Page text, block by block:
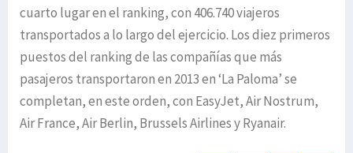
cuarto lugar en el ranking, con 406.740 viajeros
transportados a lo largo del ejercicio. Los diez primeros
puestos del ranking de las compañías que más
pasajeros transportaron en 2013 en ‘La Paloma’ se
completan, en este orden, con EasyJet, Air Nostrum,
Air France, Air Berlin, Brussels Airlines y Ryanair.